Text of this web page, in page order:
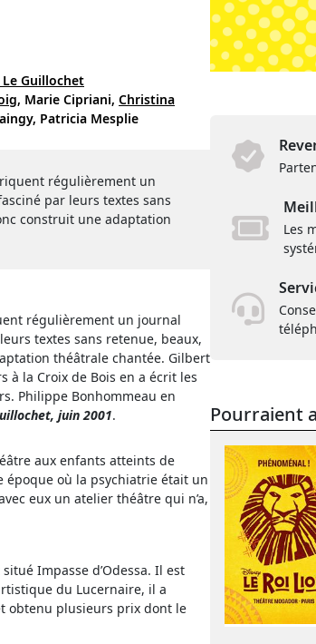
Guillochet
Marie Cipriani, Christina
Patricia Mesplie
régulièrement un
par leurs textes sans
construit une adaptation
régulièrement un journal
textes sans retenue, beaux,
théâtrale chantée. Gilbert
à la Croix de Bois en a écrit les
Philippe Bonhommeau en
juin 2001.
aux enfants atteints de
époque où la psychiatrie était un
eux un atelier théâtre qui n’a,
Impasse d’Odessa. Il est
du Lucernaire, il a
obtenu plusieurs prix dont le
Les
Pourraient